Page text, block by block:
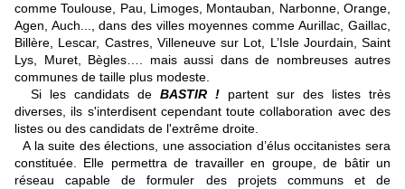
commeToulouse, Pau, Limoges, Montauban, Narbonne, Orange,
Agen, Auch...,dans des villes moyennes comme Aurillac, Gaillac,
Billère, Lescar, Castres, Villeneuve sur Lot, L’Isle Jourdain, Saint
Lys, Muret, Bègles…. mais aussi dans de nombreuses autres
communes de taille plus modeste.
Si les candidats de BASTIR ! partent sur des listes très
diverses, ils s'interdisent cependant toute collaboration avec des
listes ou des candidats de l'extrême droite.
A la suite des élections, une association d’élus occitanistes sera
constituée. Elle permettra de travailler en groupe, de bâtir un
réseau capable de formuler des projets communs et de